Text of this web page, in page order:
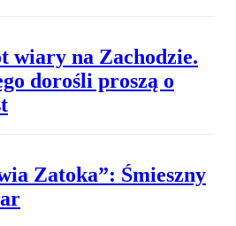
wiary na Zachodzie.
dorośli proszą o
Zatoka”: Śmieszny